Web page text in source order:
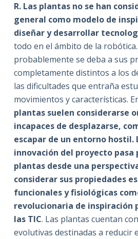
R. Las plantas no se han
general como modelo de
diseñar y desarrollar
todo en el ámbito de la
probablemente se deba a sus
completamente distintos a los
las dificultades que entraña
movimientos y características.
plantas suelen considerarse
incapaces de desplazarse,
escapar de un entorno hostil.
innovación del proyecto pasa
plantas desde una
considerar sus propiedades
funcionales y fisiológicas
revolucionaria de inspiración
las TIC. Las plantas cuentan
evolutivas destinadas a reducir